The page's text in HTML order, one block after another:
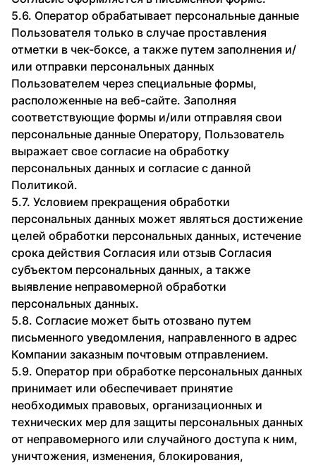
5.6. Оператор обрабатывает персональные данные
Пользователя только в случае проставления
отметки в чек-боксе, а также путем заполнения и/
или отправки персональных данных
Пользователем через специальные формы,
расположенные на веб-сайте. Заполняя
соответствующие формы и/или отправляя свои
персональные данные Оператору, Пользователь
выражает свое согласие на обработку
персональных данных и согласие с данной
Политикой.
5.7. Условием прекращения обработки
персональных данных может являться достижение
целей обработки персональных данных, истечение
срока действия Согласия или отзыв Согласия
субъектом персональных данных, а также
выявление неправомерной обработки
персональных данных.
5.8. Согласие может быть отозвано путем
письменного уведомления, направленного в адрес
Компании заказным почтовым отправлением.
5.9. Оператор при обработке персональных данных
принимает или обеспечивает принятие
необходимых правовых, организационных и
технических мер для защиты персональных данных
от неправомерного или случайного доступа к ним,
уничтожения, изменения, блокирования,